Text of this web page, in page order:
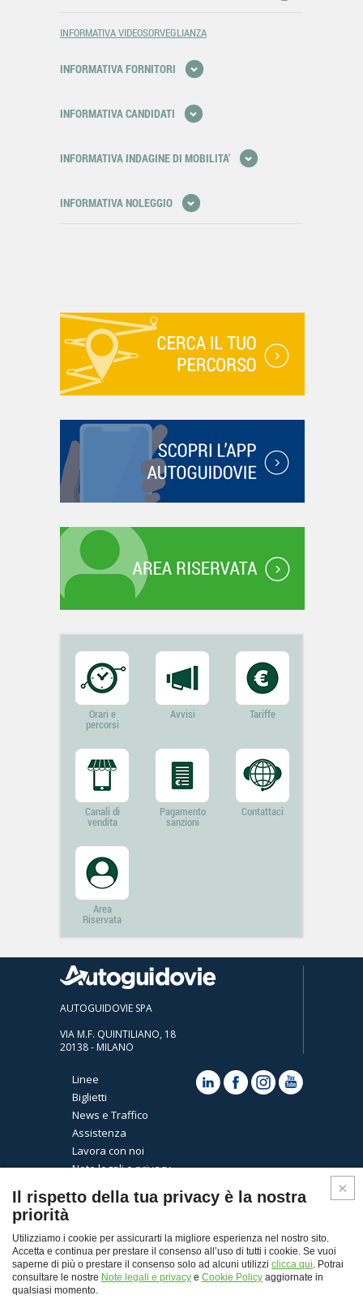
INFORMATIVA VIDEOSORVEGLIANZA
INFORMATIVA FORNITORI
INFORMATIVA CANDIDATI
INFORMATIVA INDAGINE DI MOBILITA'
INFORMATIVA NOLEGGIO
Orari e
percorsi
Avvisi Tariffe
Canali di
vendita
Pagamento
sanzioni
Contattaci
Area
Riservata
AUTOGUIDOVIE SPA
VIA M.F. QUINTILIANO, 18
20138 - MILANO
Linee
Biglietti
News e Traffico
Assistenza
Lavora con noi
Note legali e privacy
Il rispetto della tua privacy è la nostra
priorità
Utilizziamo i cookie per assicurarti la migliore esperienza nel nostro sito.
Accetta e continua per prestare il consenso all’uso di tutti i cookie. Se vuoi
saperne di più o prestare il consenso solo ad alcuni utilizzi clicca qui. Potrai
consultare le nostre Note legali e privacy e Cookie Policy aggiornate in
qualsiasi momento.